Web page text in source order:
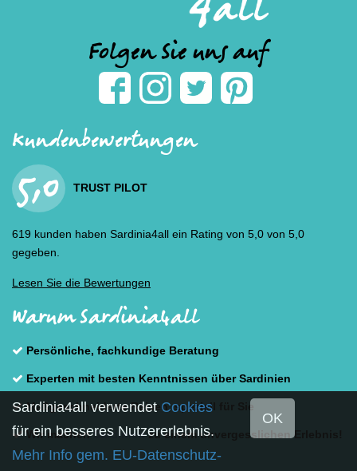
Folgen Sie uns auf
Kundenbewertungen
5,0 TRUST PILOT
619 kunden haben Sardinia4all ein Rating von 5,0 von 5,0
gegeben.
Lesen Sie die Bewertungen
Warum Sardinia4all
Persönliche, fachkundige Beratung
Experten mit besten Kenntnissen über Sardinien
Maßgeschneiderte Reisen, speziell für Sie
Wir machenSardinienzu einem unvergesslichen Erlebnis!
Sardinia4all verwendet Cookies
für ein besseres Nutzererlebnis.
Mehr Info gem. EU-Datenschutz-
OK